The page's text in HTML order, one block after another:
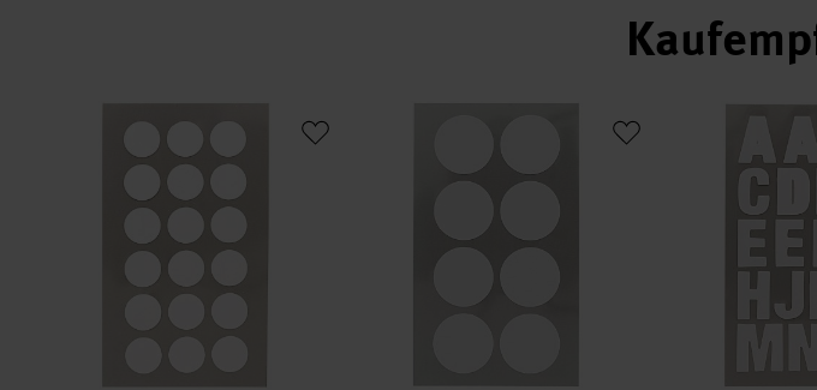
Paper Poetry Office Sticker Punkte 25mm 4 Bogen
Paper Poetry